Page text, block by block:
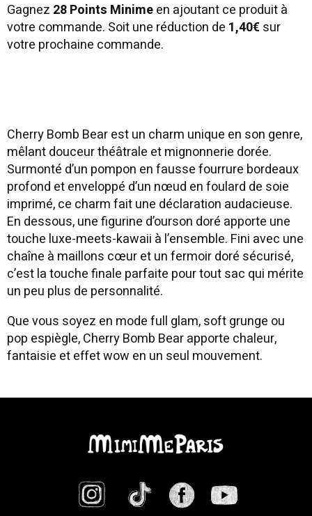
Gagnez 28 Points Minimeen ajoutant ce produit à
votre commande. Soit une réduction de 1,40€sur
votre prochaine commande.
Cherry Bomb Bear est un charm unique en son genre,
mêlant douceur théâtrale et mignonnerie dorée.
Surmonté d’un pompon en fausse fourrure bordeaux
profond et enveloppé d’un nœud en foulard de soie
imprimé, ce charm fait une déclaration audacieuse.
En dessous, une figurine d’ourson doré apporte une
touche luxe-meets-kawaii à l’ensemble. Fini avec une
chaîne à maillons cœur et un fermoir doré sécurisé,
c’est la touche finale parfaite pour tout sac qui mérite
un peu plus de personnalité.
Que vous soyez en mode full glam, soft grunge ou
pop espiègle, Cherry Bomb Bear apporte chaleur,
fantaisie et effet wow en un seul mouvement.